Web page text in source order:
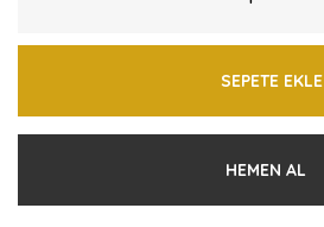
SEPETE EKLE
HEMEN AL